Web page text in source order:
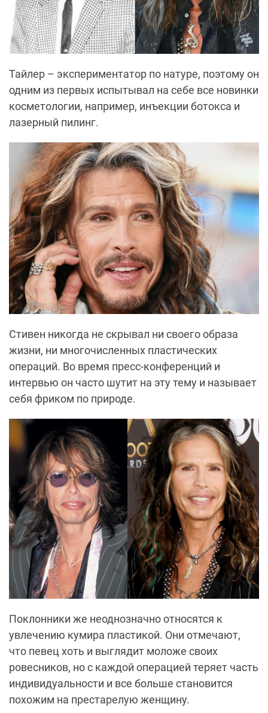
Тайлер – экспериментатор по натуре, поэтому он
одним из первых испытывал на себе все новинки
косметологии, например, инъекции ботокса и
лазерный пилинг.
Стивен никогда не скрывал ни своего образа
жизни, ни многочисленных пластических
операций. Во время пресс-конференций и
интервью он часто шутит на эту тему и называет
себя фриком по природе.
Поклонники же неоднозначно относятся к
увлечению кумира пластикой. Они отмечают,
что певец хоть и выглядит моложе своих
ровесников, но с каждой операцией теряет часть
индивидуальности и все больше становится
похожим на престарелую женщину.